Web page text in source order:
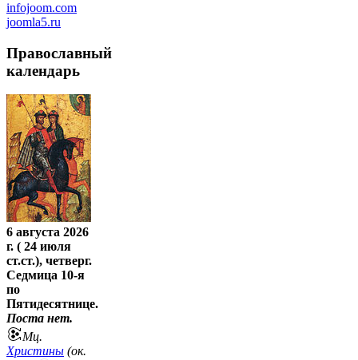
infojoom.com
joomla5.ru
Православный
календарь
6 августа 2026
г. ( 24 июля
ст.ст.), четверг.
Седмица 10-я
по
Пятидесятнице.
Поста нет.
Мц.
Христины (ок.